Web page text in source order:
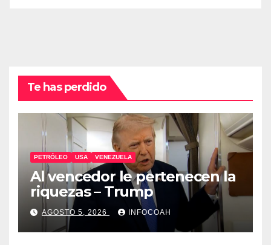
Te has perdido
PETRÓLEO USA VENEZUELA
Al vencedor le pertenecen la
riquezas – Trump
AGOSTO 5, 2026 INFOCOAH